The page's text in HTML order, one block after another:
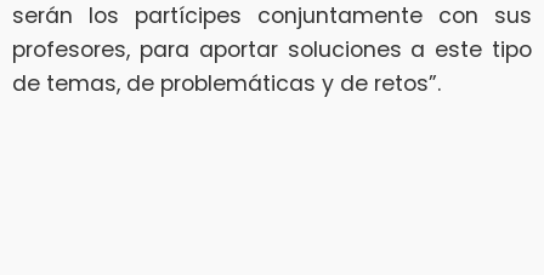
serán los partícipes conjuntamente con sus
profesores, para aportar soluciones a este tipo
de temas, de problemáticas y de retos”.